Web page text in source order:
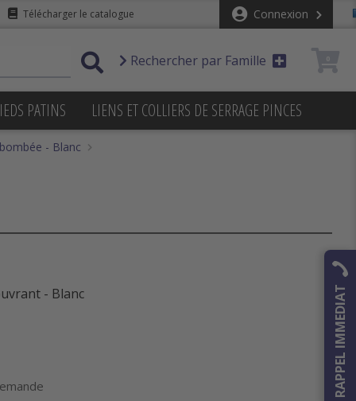
Télécharger le catalogue Connexion
Rechercher par Famille 0
PATINS LIENS ET COLLIERS DE SERRAGE PINCES
- Blanc
- Blanc RAPPEL IMMEDIAT